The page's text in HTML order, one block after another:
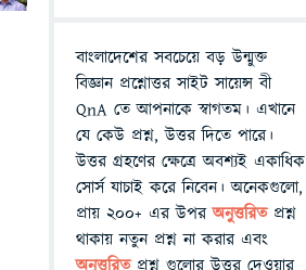
বাংলাদেশের সবচেয়ে বড় উন্মুক্ত
বিজ্ঞান প্রশ্নোত্তর সাইট সায়েন্স বী
QnA তে আপনাকে স্বাগতম। এখানে
যে কেউ প্রশ্ন, উত্তর দিতে পারে।
উত্তর গ্রহণের ক্ষেত্রে অবশ্যই একাধিক
সোর্স যাচাই করে নিবেন। অনেকগুলো,
প্রায় ২০০+ এর উপরঅনুত্তরিতপ্রশ্ন
থাকায় নতুন প্রশ্ন না করার এবং